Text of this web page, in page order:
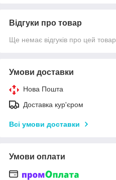
Відгуки про товар
Ще немає відгуків про цей товар
Умови доставки
Нова Пошта
Доставка кур'єром
Всі умови доставки
Умови оплати